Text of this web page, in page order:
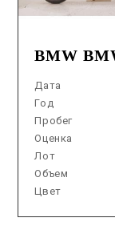
BMW
Дата
Год
Пробег
Оценка
Лот
Объем
Цвет